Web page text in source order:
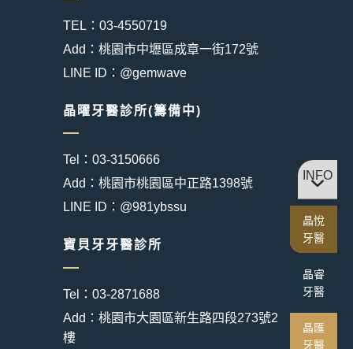
TEL：03-4550719
Add：桃園市中壢區成章一街172號
LINE ID：@gemwave
晶曜牙醫診所(籌備中)
Tel：03-3150666
Add：桃園市桃園區中正路1398號
LINE ID：@981ybssu
寶貝牙牙醫診所
Tel：03-2871688
Add：桃園市大園區新生路四段273號2
樓
INFO
晶悅
牙醫
晶睿
牙醫
晶匯
牙醫